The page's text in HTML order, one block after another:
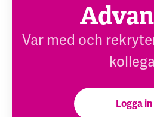
Var med och
Logga in